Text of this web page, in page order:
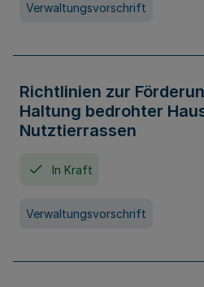
Verwaltungsvorschrift
Richtlinien zur
Haltung bedrohter
Nutztierrassen
In Kraft
Verwaltungsvorschrift